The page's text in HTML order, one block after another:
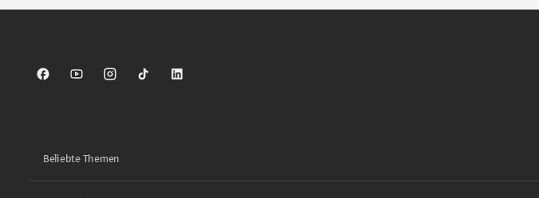
Sparkasse auf Facebook
Sparkasse auf Youtube
Sparkasse auf Instagram
Sparkasse auf TikTok
Sparkasse auf LinkedIn
Beliebte Themen